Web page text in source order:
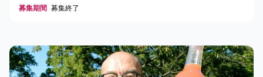
募集期間 募集終了